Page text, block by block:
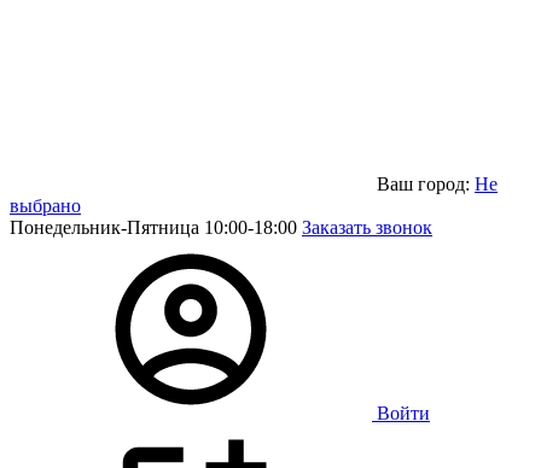
Ваш город: Не
выбрано
Понедельник-Пятница 10:00-18:00 Заказать звонок
Войти